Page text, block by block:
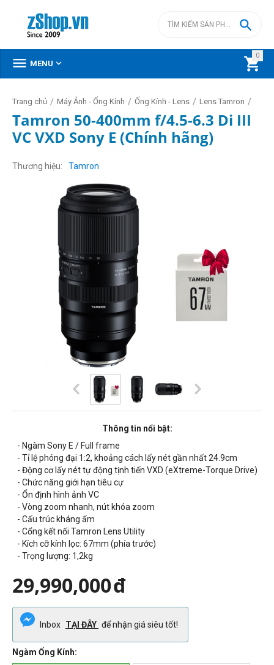
0


 MENU 
Trang chủ / Máy Ảnh - Ống Kính / Ống Kính - Lens / Lens Tamron /
Tamron 50-400mm f/4.5-6.3 Di III
VC VXD Sony E (Chính hãng)
Thương hiệu Tamron
Thông tin nổi bật:
- Ngàm Sony E / Full frame
- Tỉ lệ phóng đại 1:2, khoảng cách lấy nét gần nhất24.9cm
- Động cơ lấy nét tự động tịnh tiến VXD (eXtreme-Torque Drive)
- Chức năng giới hạn tiêu cự
- Ổn định hình ảnh VC
- Vòng zoom nhanh, nút khóa zoom
- Cấu trúc kháng ẩm
- Cổng kết nối Tamron Lens Utility
- Kích cỡ kính lọc: 67mm (phía trước)
- Trọng lượng: 1,2kg
29,990,000đ
Inbox TẠI ĐÂY để nhận giá siêu tốt!
Ngàm Ống Kính: